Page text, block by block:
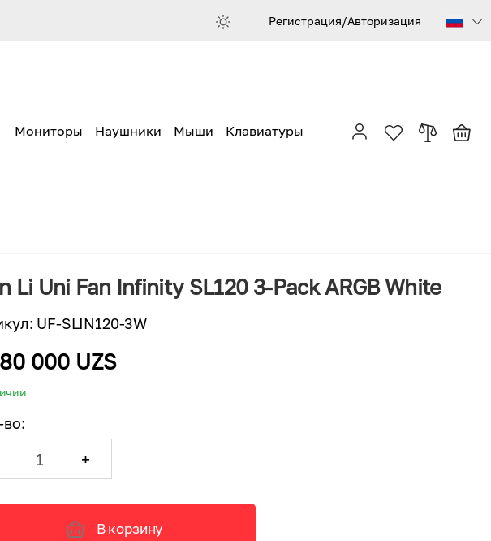
Регистрация/Авторизация
Мониторы Наушники Мыши Клавиатуры
Li Uni Fan Infinity SL120 3-Pack ARGB White
: UF-SLIN120-3W
000 UZS
:
+
В корзину